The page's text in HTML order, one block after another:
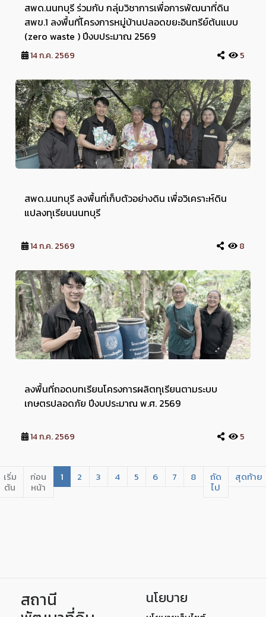
สพด.นนทบุรี ร่วมกับ กลุ่มวิชาการเพื่อการพัฒนาที่ดิน
สพข.1 ลงพื้นที่โครงการหมู่บ้านปลอดขยะอินทรีย์ต้นแบบ
(zero waste ) ปีงบประมาณ 2569
14 ก.ค. 2569 5
สพด.นนทบุรี ลงพื้นที่เก็บตัวอย่างดิน เพื่อวิเคราะห์ดิน
แปลงทุเรียนนนทบุรี
14 ก.ค. 2569 8
ลงพื้นที่ถอดบทเรียนโครงการผลิตทุเรียนตามระบบ
เกษตรปลอดภัย ปีงบประมาณ พ.ศ. 2569
14 ก.ค. 2569 5
เริ่ม
ต้น
ก่อน
หน้า
1 2 3 4 5 6 7 8 ถัด
ไป
สุดท้าย
สถานี นโยบาย